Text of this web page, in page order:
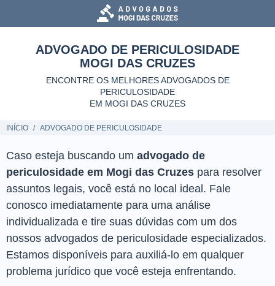
ADVOGADO DE PERICULOSIDADE
MOGI DAS CRUZES
ENCONTRE OS MELHORES ADVOGADOS DE
PERICULOSIDADE
EM MOGI DAS CRUZES
INÍCIO ADVOGADO DE PERICULOSIDADE
Caso esteja buscando um advogado de
periculosidade em Mogi das Cruzes para resolver
assuntos legais, você está no local ideal. Fale
conosco imediatamente para uma análise
individualizada e tire suas dúvidas com um dos
nossos advogados de periculosidade especializados.
Estamos disponíveis para auxiliá-lo em qualquer
problema jurídico que você esteja enfrentando.